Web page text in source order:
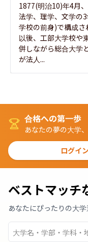
1877(明治10)年4月
法学、理学、文学の
学校の前身)で構成さ
以後、工部大学校や
併しながら総合大学
が法人...
合格への第一歩
あなたの夢の大学
ログイ
ベストマッチ
あなたにぴったりの大